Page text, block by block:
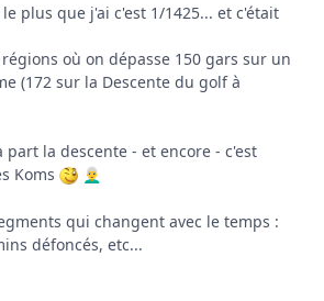
plus que j'ai c'est 1/1425... et c'était
où on dépasse 150 gars sur un
(172 sur la Descente du golf à
part la descente - et encore - c'est
Koms
👨‍🦳
qui changent avec le temps :
défoncés, etc...